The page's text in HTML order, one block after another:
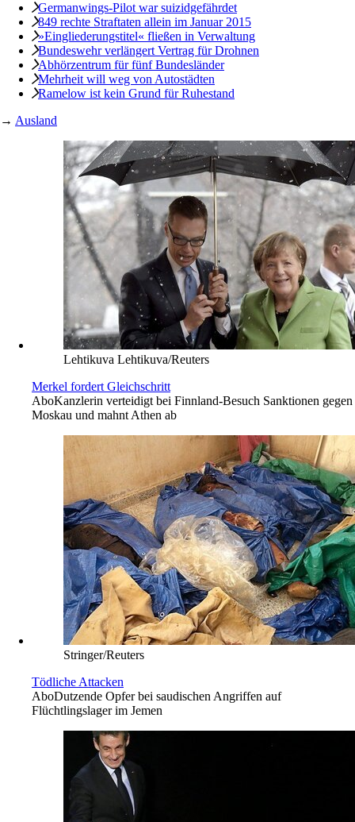
Germanwings-Pilot war suizidgefährdet
849 rechte Straftaten allein im Januar 2015
»Eingliederungstitel« fließen in Verwaltung
Bundeswehr verlängert Vertrag für Drohnen
Abhörzentrum für fünf Bundesländer
Mehrheit will weg von Autostädten
Ramelow ist kein Grund für Ruhestand
→ Ausland
Lehtikuva Lehtikuva/Reuters
Merkel fordert Gleichschritt
AboKanzlerin verteidigt bei Finnland-Besuch Sanktionen gegen
Moskau und mahnt Athen ab
Stringer/Reuters
Tödliche Attacken
AboDutzende Opfer bei saudischen Angriffen auf
Flüchtlingslager im Jemen